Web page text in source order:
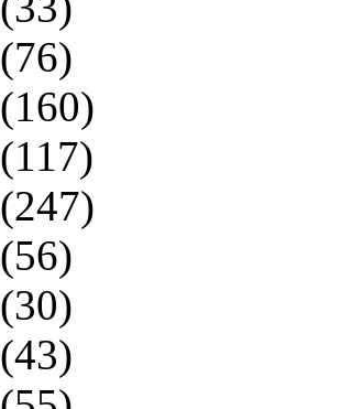
(76)
(160)
(117)
(247)
(56)
(30)
(43)